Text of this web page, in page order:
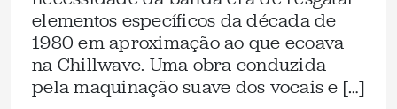
elementos específicos da década de
1980 em aproximação ao que ecoava
na Chillwave. Uma obra conduzida
pela maquinação suave dos vocais e […]